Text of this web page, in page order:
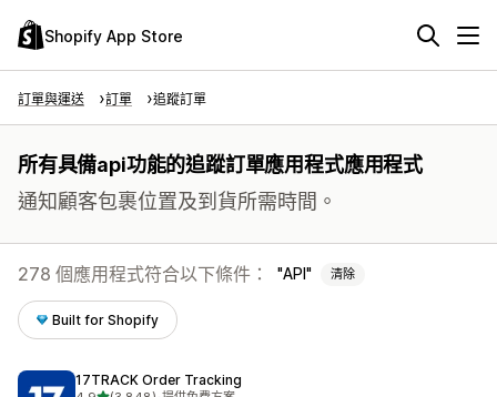
Shopify App Store
訂單與運送 訂單 追蹤訂單
所有具備api功能的追蹤訂單應用程式應用程式
通知顧客包裹位置及到貨所需時間。
278 個應用程式符合以下條件： API 清除
Built for Shopify
17TRACK Order Tracking